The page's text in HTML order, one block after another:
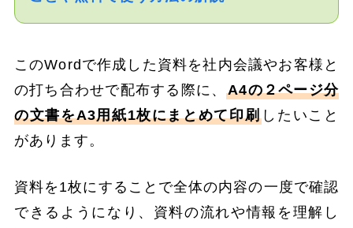
このWordで作成した資料を社内会議やお客様と
の打ち合わせで配布する際に、A4の２ページ分
の文書をA3用紙1枚にまとめて印刷 したいこと
があります。
資料を1枚にすることで全体の内容の一度で確認
できるようになり、資料の流れや情報を理解し